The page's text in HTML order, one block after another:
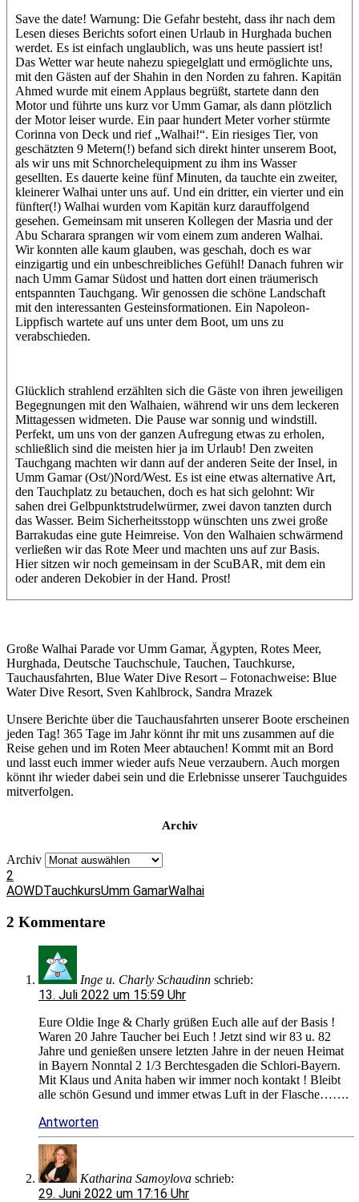
Save the date! Warnung: Die Gefahr besteht, dass ihr nach dem
Lesen dieses Berichts sofort einen Urlaub in Hurghada buchen
werdet. Es ist einfach unglaublich, was uns heute passiert ist!
Das Wetter war heute nahezu spiegelglatt und ermöglichte uns,
mit den Gästen auf der Shahin in den Norden zu fahren. Kapitän
Ahmed wurde mit einem Applaus begrüßt, startete dann den
Motor und führte uns kurz vor Umm Gamar, als dann plötzlich
der Motor leiser wurde. Ein paar hundert Meter vorher stürmte
Corinna von Deck und rief „Walhai!“. Ein riesiges Tier, von
geschätzten 9 Metern(!) befand sich direkt hinter unserem Boot,
als wir uns mit Schnorchelequipment zu ihm ins Wasser
gesellten. Es dauerte keine fünf Minuten, da tauchte ein zweiter,
kleinerer Walhai unter uns auf. Und ein dritter, ein vierter und ein
fünfter(!) Walhai wurden vom Kapitän kurz darauffolgend
gesehen. Gemeinsam mit unseren Kollegen der Masria und der
Abu Scharara sprangen wir vom einem zum anderen Walhai.
Wir konnten alle kaum glauben, was geschah, doch es war
einzigartig und ein unbeschreibliches Gefühl! Danach fuhren wir
nach Umm Gamar Südost und hatten dort einen träumerisch
entspannten Tauchgang. Wir genossen die schöne Landschaft
mit den interessanten Gesteinsformationen. Ein Napoleon-
Lippfisch wartete auf uns unter dem Boot, um uns zu
verabschieden.
Glücklich strahlend erzählten sich die Gäste von ihren jeweiligen
Begegnungen mit den Walhaien, während wir uns dem leckeren
Mittagessen widmeten. Die Pause war sonnig und windstill.
Perfekt, um uns von der ganzen Aufregung etwas zu erholen,
schließlich sind die meisten hier ja im Urlaub! Den zweiten
Tauchgang machten wir dann auf der anderen Seite der Insel, in
Umm Gamar (Ost/)Nord/West. Es ist eine etwas alternative Art,
den Tauchplatz zu betauchen, doch es hat sich gelohnt: Wir
sahen drei Gelbpunktstrudelwürmer, zwei davon tanzten durch
das Wasser. Beim Sicherheitsstopp wünschten uns zwei große
Barrakudas eine gute Heimreise. Von den Walhaien schwärmend
verließen wir das Rote Meer und machten uns auf zur Basis.
Hier sitzen wir noch gemeinsam in der ScuBAR, mit dem ein
oder anderen Dekobier in der Hand. Prost!
Große Walhai Parade vor Umm Gamar, Ägypten, Rotes Meer,
Hurghada, Deutsche Tauchschule, Tauchen, Tauchkurse,
Tauchausfahrten, Blue Water Dive Resort – Fotonachweise: Blue
Water Dive Resort, Sven Kahlbrock, Sandra Mrazek
Unsere Berichte über die Tauchausfahrten unserer Boote erscheinen
jeden Tag! 365 Tage im Jahr könnt ihr mit uns zusammen auf die
Reise gehen und im Roten Meer abtauchen! Kommt mit an Bord
und lasst euch immer wieder aufs Neue verzaubern. Auch morgen
könnt ihr wieder dabei sein und die Erlebnisse unserer Tauchguides
mitverfolgen.
Archiv
Archiv
2
AOWDTauchkursUmm GamarWalhai
2 Kommentare
Inge u. Charly Schaudinn schrieb:
13. Juli 2022 um 15:59 Uhr
Eure Oldie Inge & Charly grüßen Euch alle auf der Basis !
Waren 20 Jahre Taucher bei Euch ! Jetzt sind wir 83 u. 82
Jahre und genießen unsere letzten Jahre in der neuen Heimat
in Bayern Nonntal 2 1/3 Berchtesgaden die Schlori-Bayern.
Mit Klaus und Anita haben wir immer noch kontakt ! Bleibt
alle schön Gesund und immer etwas Luft in der Flasche…….
Antworten
Katharina Samoylova schrieb:
29. Juni 2022 um 17:16 Uhr